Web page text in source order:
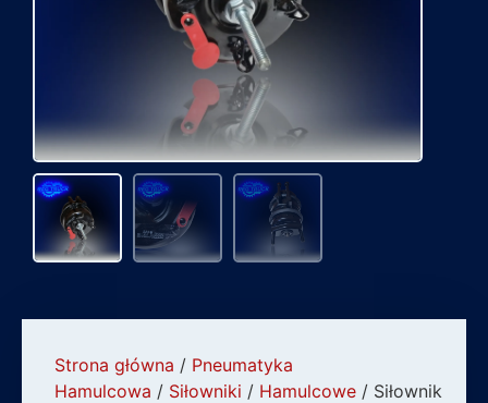
Strona główna / Pneumatyka
Hamulcowa / Siłowniki / Hamulcowe / Siłownik